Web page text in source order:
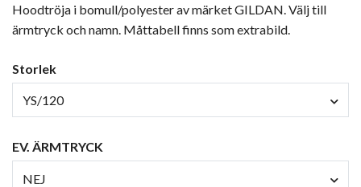
Hoodtröja i bomull/polyester av märket GILDAN. Välj till
ärmtryck och namn. Måttabell finns som extrabild.
Storlek
YS/120
EV. ÄRMTRYCK
NEJ